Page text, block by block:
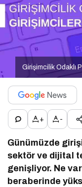
Girişimcilik Odaklı
+ -
Günümüzde
sektör ve dijital
genişliyor. Ne
beraberinde